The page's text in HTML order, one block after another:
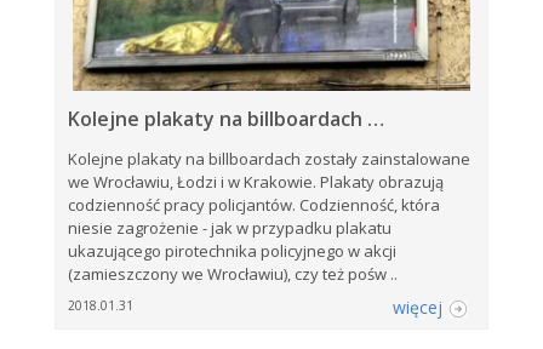
Kolejne plakaty na billboardach …
Kolejne plakaty na billboardach zostały zainstalowane
we Wrocławiu, Łodzi i w Krakowie. Plakaty obrazują
codzienność pracy policjantów. Codzienność, która
niesie zagrożenie - jak w przypadku plakatu
ukazującego pirotechnika policyjnego w akcji
(zamieszczony we Wrocławiu), czy też pośw ..
2018.01.31 więcej